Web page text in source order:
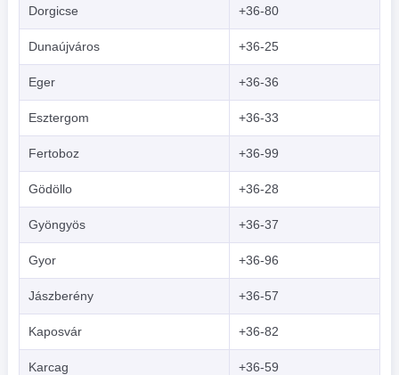
Dorgicse +36-80
Dunaújváros +36-25
Eger +36-36
Esztergom +36-33
Fertoboz +36-99
Gödöllo +36-28
Gyöngyös +36-37
Gyor +36-96
Jászberény +36-57
Kaposvár +36-82
Karcag +36-59